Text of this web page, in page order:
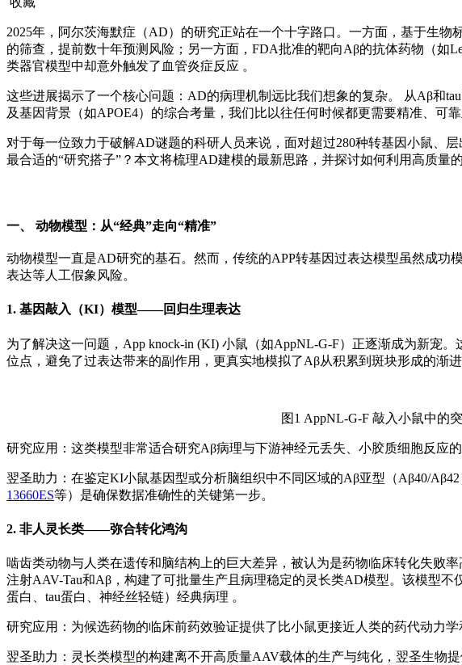
2025年，阿尔茨海默症（AD）的研究正站在一个十字路口。一方面，基于生物
的筛查，提前数十年预测风险；另一方面，FDA批准的靶向Aβ的抗体药物（如
类器官模型中却意外触发了血管炎症反应 。
这些进展揭示了一个核心问题：AD的病理机制远比我们想象的复杂。 从Aβ和
及基因背景（如APOE4）的综合考量，我们比以往任何时候都更需要精准、可
对于每一位致力于破解AD谜题的科研人员来说，面对超过280种转基因小鼠、
最合适的“研究搭子”？本文将梳理AD建模的最新思路，并探讨如何利用高质量
一、 动物模型：从“经典”走向“精准”
动物模型一直是AD研究的基石。然而，传统的APP转基因过表达模型虽然成功
表达等人工假象风险。
1. 基因敲入（KI）模型——回归生理表达
为了解决这一问题，App knock-in (KI) 小鼠（如AppNL-G-F）正逐渐成为新宠
位点，避免了过表达带来的副作用，更真实地模拟了Aβ从积累到斑块形成的渐进
图1 AppNL‑G‑F 敲入小鼠中的
研究应用：这类模型非常适合研究Aβ病理与下游神经元丢失、小胶质细胞反应的
翌圣助力：在鉴定KI小鼠基因型或分析脑组织中不同区域的Aβ亚型（Aβ40/
13660ES等）是确保数据准确性的关键第一步。
2. 非人灵长类——弥合转化鸿沟
啮齿类动物与人类在遗传和脑结构上的巨大差异，被认为是药物临床转化失败
注射AAV-Tau和Aβ，构建了可批量生产且病理稳定的灵长类AD模型。该模型
蛋白、tau蛋白、神经丝轻链）经典病理 。
研究应用：为候选药物的临床前药效验证提供了比小鼠更接近人类的药代动力学
翌圣助力：灵长类模型的构建离不开高质量AAV载体的生产与纯化，翌圣生物